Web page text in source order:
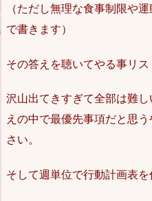
（ただし無理な食事制限や
で書きます）
その答えを聴いてやる事リス
沢山出てきすぎて全部は難
えの中で最優先事項だと思
さい。
そして週単位で行動計画表を